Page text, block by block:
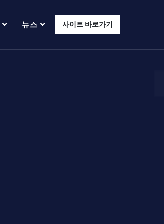
뉴스 사이트 바로가기